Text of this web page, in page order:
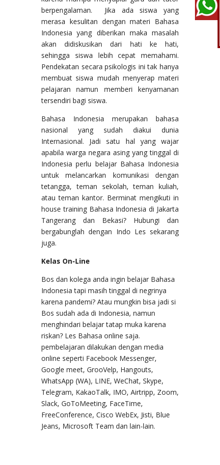
berpengalaman. Jika ada siswa yang
merasa kesulitan dengan materi Bahasa
Indonesia yang diberikan maka masalah
akan didiskusikan dari hati ke hati,
sehingga siswa lebih cepat memahami.
Pendekatan secara psikologis ini tak hanya
membuat siswa mudah menyerap materi
pelajaran namun memberi kenyamanan
tersendiri bagi siswa.
Bahasa Indonesia merupakan bahasa
nasional yang sudah diakui dunia
Internasional. Jadi satu hal yang wajar
apabila warga negara asing yang tinggal di
Indonesia perlu belajar Bahasa Indonesia
untuk melancarkan komunikasi dengan
tetangga, teman sekolah, teman kuliah,
atau teman kantor. Berminat mengikuti in
house training Bahasa Indonesia di Jakarta
Tangerang dan Bekasi? Hubungi dan
bergabunglah dengan Indo Les sekarang
juga.
Kelas On-Line
Bos dan kolega anda ingin belajar Bahasa
Indonesia tapi masih tinggal di negrinya
karena pandemi? Atau mungkin bisa jadi si
Bos sudah ada di Indonesia, namun
menghindari belajar tatap muka karena
riskan? Les Bahasa online saja.
pembelajaran dilakukan dengan media
online seperti Facebook Messenger,
Google meet, GrooVelp, Hangouts,
WhatsApp (WA), LINE, WeChat, Skype,
Telegram, KakaoTalk, IMO, Airtripp, Zoom,
Slack, GoToMeeting, FaceTime,
FreeConference, Cisco WebEx, Jisti, Blue
Jeans, Microsoft Team dan lain-lain.